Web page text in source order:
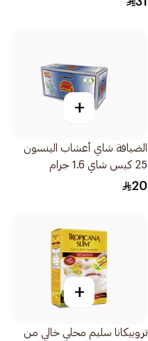
+
الضيافة شاي أعشاب الينسون
25 كيس شاي 1.6 جرام
20
+
تروبيكانا سليم محلي خالي من